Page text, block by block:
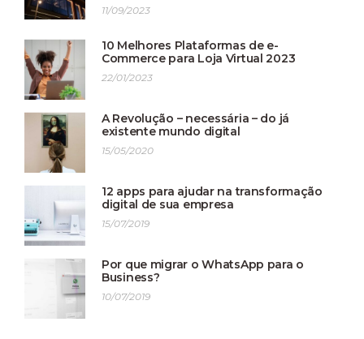
11/09/2023
10 Melhores Plataformas de e-
Commerce para Loja Virtual 2023
22/01/2023
A Revolução – necessária – do já
existente mundo digital
15/05/2020
12 apps para ajudar na transformação
digital de sua empresa
15/07/2019
Por que migrar o WhatsApp para o
Business?
10/07/2019